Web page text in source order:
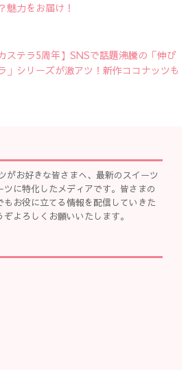
魅力をお届け！
ステラ5周年】SNSで話題沸騰の「伸び
」シリーズが激アツ！新作ココナッツも
がお好きな皆さまへ、最新のスイーツ
に特化したメディアです。皆さまの
もお役に立てる情報を配信していきた
よろしくお願いいたします。